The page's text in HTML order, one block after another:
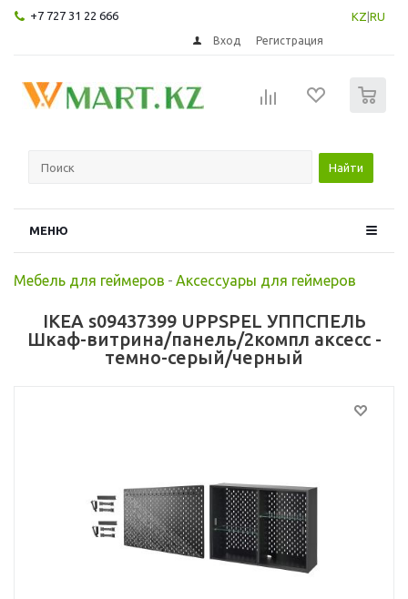
+7 727 31 22 666 KZ RU
Вход Регистрация
Найти
МЕНЮ
Мебель для геймеров - Аксессуары для геймеров
IKEA s09437399 UPPSPEL УППСПЕЛЬ
Шкаф-витрина/панель/2компл аксесс -
темно-серый/черный